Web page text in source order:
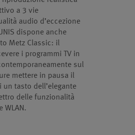
a 3 vie
audio d’eccezione
dispone anche
Metz Classic: il
i programmi TV in
sul
mettere in pausa il
tasto dell’elegante
delle funzionalità
WLAN.